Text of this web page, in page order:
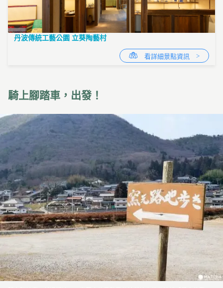
丹波傳統工藝公園 立葵陶藝村
看詳細景點資訊
騎上腳踏車，出發！